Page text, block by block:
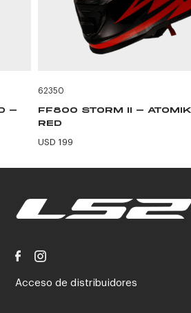
-
62350
FF800 STORM II -
RED
USD 199
Acceso de distribuidores